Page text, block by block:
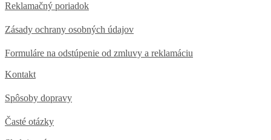
Reklamačný poriadok
Zásady ochrany osobných údajov
Formuláre na odstúpenie od zmluvy a reklamáciu
Kontakt
Spôsoby dopravy
Časté otázky